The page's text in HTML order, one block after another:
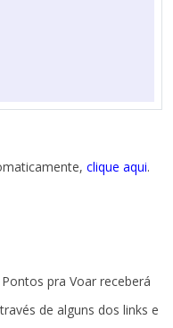
clique aqui.
pra Voar receberá
de alguns dos links e